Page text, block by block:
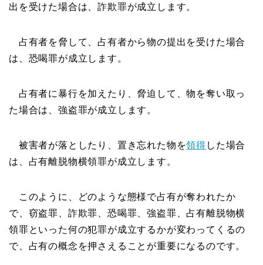
出を受けた場合は、詐欺罪が成立します。
占有者を脅して、占有者から物の提出を受けた場合
は、恐喝罪が成立します。
占有者に暴行を加えたり、脅迫して、物を奪い取っ
た場合は、強盗罪が成立します。
被害者が落としたり、置き忘れた物を領得 した場合
は、占有離脱物横領罪が成立します。
このように、どのような態様で占有が奪われたか
で、窃盗罪、詐欺罪、恐喝罪、強盗罪、占有離脱物横
領罪といった何の犯罪が成立するかが変わってくるの
で、占有の概念を押さえることが重要になるのです。